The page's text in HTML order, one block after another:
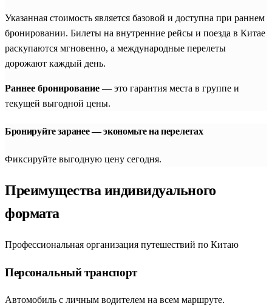
Указанная стоимость является базовой и доступна при раннем
бронировании. Билеты на внутренние рейсы и поезда в Китае
раскупаются мгновенно, а международные перелеты
дорожают каждый день.
Раннее бронирование — это гарантия места в группе и
текущей выгодной цены.
Бронируйте заранее — экономьте на перелетах
Фиксируйте выгодную цену сегодня.
Преимущества индивидуального
формата
Профессиональная организация путешествий по Китаю
Персональный транспорт
Автомобиль с личным водителем на всем маршруте.